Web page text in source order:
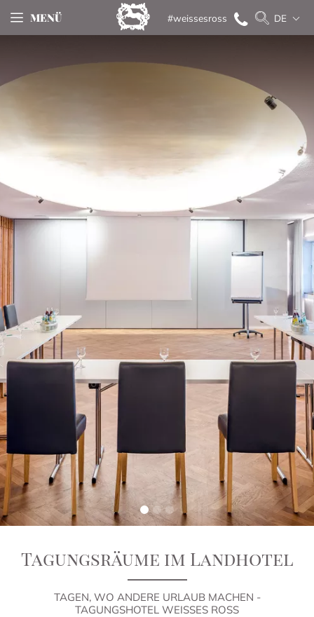
MENÜ #weissesross DE
Tagungsräume im Landhotel
TAGEN, WO ANDERE URLAUB MACHEN -
TAGUNGSHOTEL WEISSES ROSS